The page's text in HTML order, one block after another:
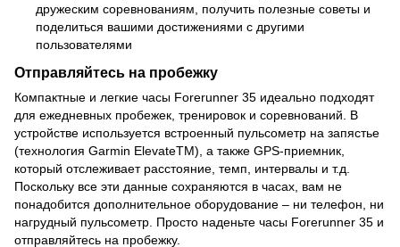
дружеским соревнованиям, получить полезные советы и
поделиться вашими достижениями с другими
пользователями
Отправляйтесь на пробежку
Компактные и легкие часы Forerunner 35 идеально подходят
для ежедневных пробежек, тренировок и соревнований. В
устройстве используется встроенный пульсометр на запястье
(технология Garmin ElevateTM), а также GPS-приемник,
который отслеживает расстояние, темп, интервалы и т.д.
Поскольку все эти данные сохраняются в часах, вам не
понадобится дополнительное оборудование – ни телефон, ни
нагрудный пульсометр. Просто наденьте часы Forerunner 35 и
отправляйтесь на пробежку.